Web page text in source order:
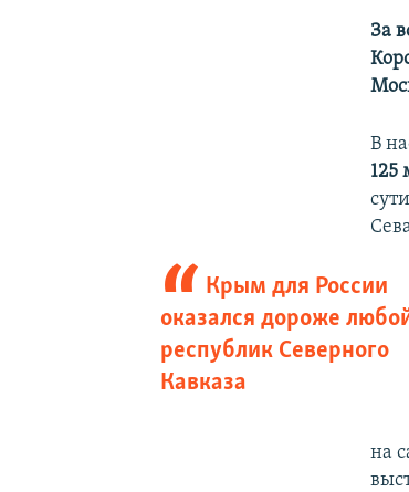
За
В
125
Крым для России
оказался дороже
республик Северного
Кавказа
на